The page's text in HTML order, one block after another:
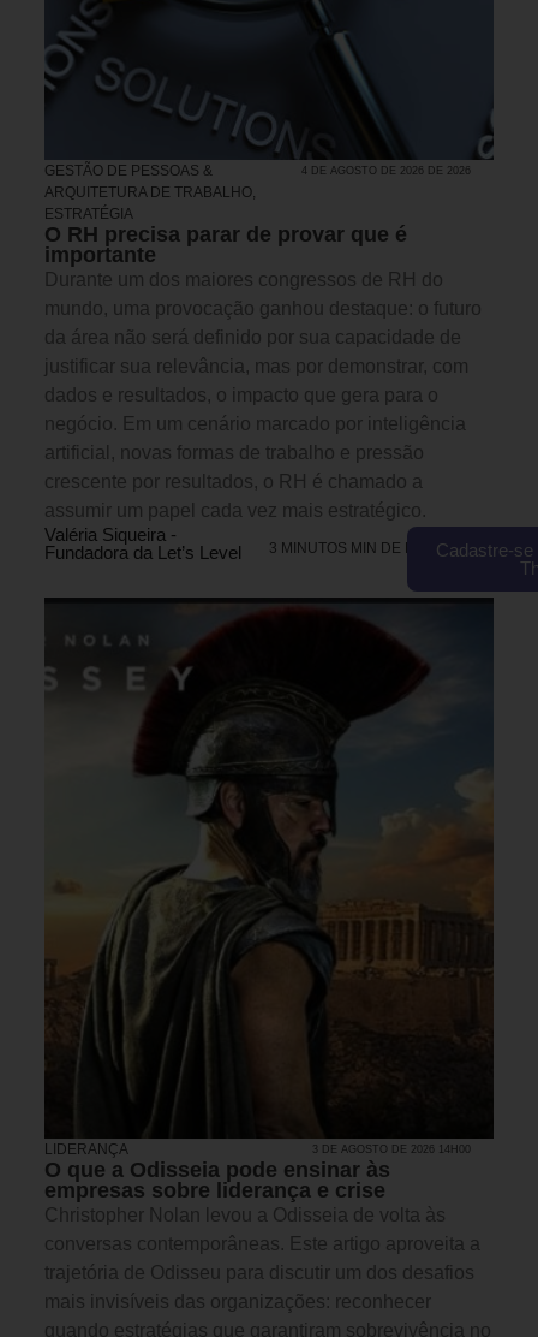
GESTÃO DE PESSOAS &
ARQUITETURA DE TRABALHO,
ESTRATÉGIA
4 DE AGOSTO DE 2026 DE 2026
O RH precisa parar de provar que é
importante
Durante um dos maiores congressos de RH do
mundo, uma provocação ganhou destaque: o futuro
da área não será definido por sua capacidade de
justificar sua relevância, mas por demonstrar, com
dados e resultados, o impacto que gera para o
negócio. Em um cenário marcado por inteligência
artificial, novas formas de trabalho e pressão
crescente por resultados, o RH é chamado a
assumir um papel cada vez mais estratégico.
Valéria Siqueira -
Fundadora da Let’s Level
3 MINUTOS MIN DE LEITURA
LIDERANÇA 3 DE AGOSTO DE 2026 14H00
O que a Odisseia pode ensinar às
empresas sobre liderança e crise
Christopher Nolan levou a Odisseia de volta às
conversas contemporâneas. Este artigo aproveita a
trajetória de Odisseu para discutir um dos desafios
mais invisíveis das organizações: reconhecer
quando estratégias que garantiram sobrevivência no
Cadastre-